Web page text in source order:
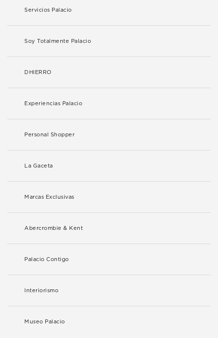
Servicios Palacio
Soy Totalmente Palacio
DHIERRO
Experiencias Palacio
Personal Shopper
La Gaceta
Marcas Exclusivas
Abercrombie & Kent
Palacio Contigo
Interiorismo
Museo Palacio